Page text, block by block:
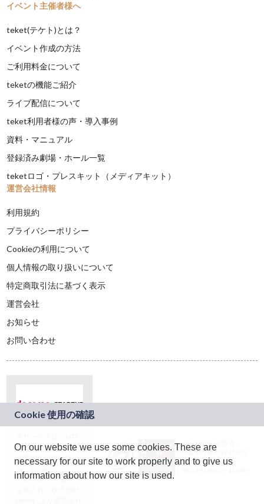
イベント主催者様へ
teket(テケト)とは？
イベント作成の方法
ご利用料金について
teketの機能ご紹介
ライブ配信について
teket利用者様の声・導入事例
資料・マニュアル
登録済み劇場・ホール一覧
teketロゴ・プレスキット（メディアキット）
運営会社情報
利用規約
プライバシーポリシー
Cookieの利用について
個人情報の取り扱いについて
特定商取引法に基づく表示
運営会社
お知らせ
お問い合わせ
ドコモグループの新
規事業創出プログラ
ム「docomo
STARTUP」を通じて
JASRAC許諾番号：
9024936001Y45037
JASRAC許諾番号：
On our website we use some cookies. These are
necessary for our site to work properly and to give us
information about how our site is used.